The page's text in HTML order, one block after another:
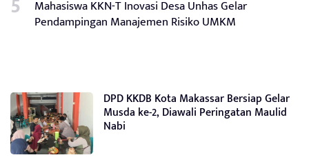
Mahasiswa KKN-T Inovasi Desa Unhas Gelar
Pendampingan Manajemen Risiko UMKM
DPD KKDB Kota Makassar Bersiap Gelar
Musda ke-2, Diawali Peringatan Maulid
Nabi